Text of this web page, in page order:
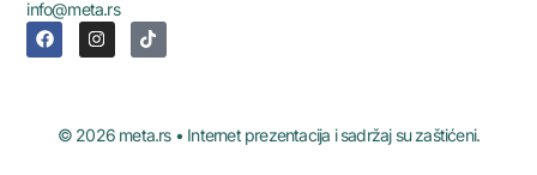
info@meta.rs
© 2026 meta.rs • Internet prezentacija i sadržaj su zaštićeni.